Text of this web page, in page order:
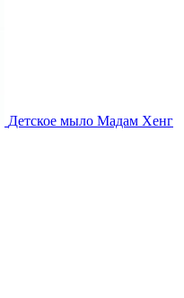
Детское мыло Мадам Хенг